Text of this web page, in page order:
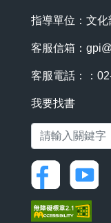
指導單位：文化
客服信箱：
客服電話：：
我要找書